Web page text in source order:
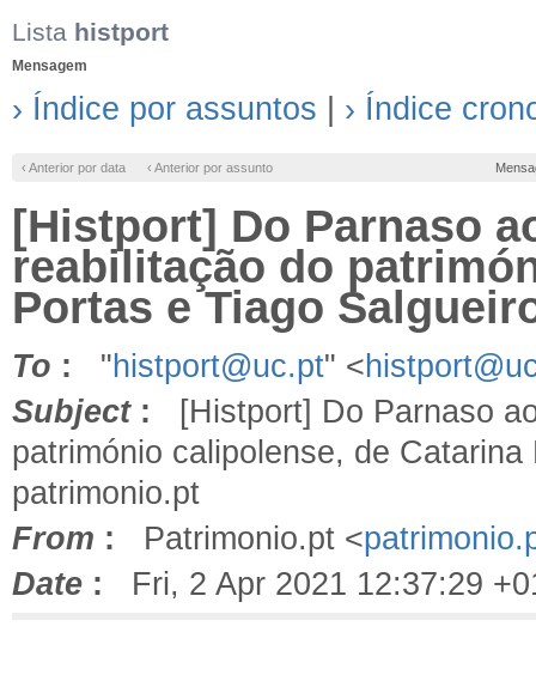
Lista histport
Mensagem
› Índice por assuntos › Índice
‹ Anterior por data ‹ Anterior por assunto
[Histport] Do Parnaso
reabilitação do
Portas e Tiago
To : "histport@uc.pt" <
Subject: [Histport] Do Parnaso
património calipolense, de
patrimonio.pt
From : Patrimonio.pt <
Date : Fri, 2 Apr 2021 12:37:29